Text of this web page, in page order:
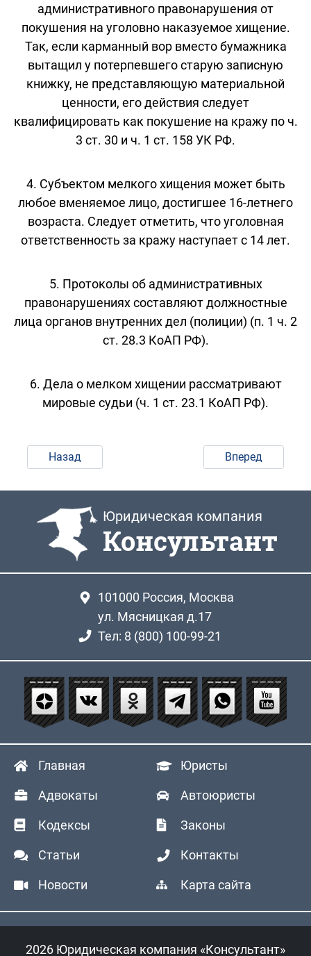
административного правонарушения от
покушения на уголовно наказуемое хищение.
Так, если карманный вор вместо бумажника
вытащил у потерпевшего старую записную
книжку, не представляющую материальной
ценности, его действия следует
квалифицировать как покушение на кражу по ч.
3 ст. 30 и ч. 1 ст. 158 УК РФ.
4. Субъектом мелкого хищения может быть
любое вменяемое лицо, достигшее 16-летнего
возраста. Следует отметить, что уголовная
ответственность за кражу наступает с 14 лет.
5. Протоколы об административных
правонарушениях составляют должностные
лица органов внутренних дел (полиции) (п. 1 ч. 2
ст. 28.3 КоАП РФ).
6. Дела о мелком хищении рассматривают
мировые судьи (ч. 1 ст. 23.1 КоАП РФ).
Назад Вперед
Юридическая компания
Консультант
101000 Россия, Москва
ул. Мясницкая д.17
Тел: 8 (800) 100-99-21
Главная Юристы
Адвокаты Автоюристы
Кодексы Законы
Статьи Контакты
Новости Карта сайта
2026 Юридическая компания «Консультант»